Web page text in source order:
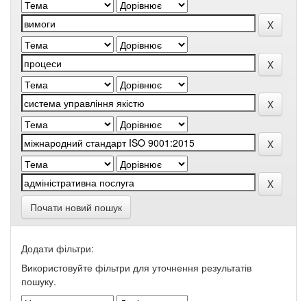
Почати новий пошук
Додати фільтри:
Використовуйте фільтри для уточнення результатів
пошуку.